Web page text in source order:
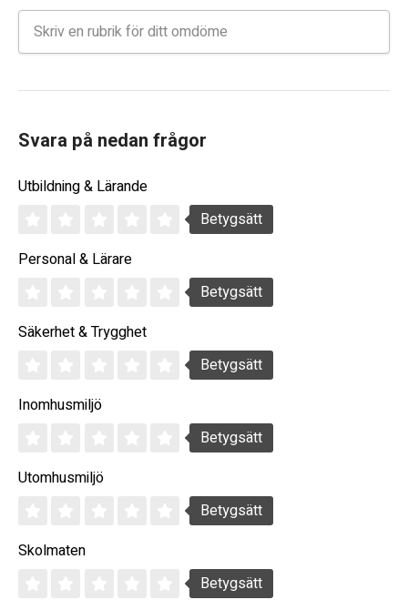
Svara på nedan frågor
Utbildning & Lärande
Betygsätt
Personal & Lärare
Betygsätt
Säkerhet & Trygghet
Betygsätt
Inomhusmiljö
Betygsätt
Utomhusmiljö
Betygsätt
Skolmaten
Betygsätt